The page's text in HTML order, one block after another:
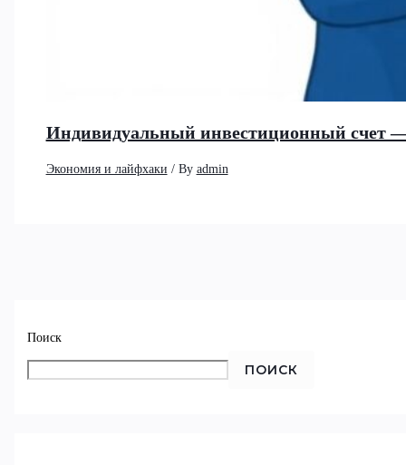
Поиск
ПОИСК
Индивидуальный инвестиционный счет
Экономия и лайфхаки / By admin